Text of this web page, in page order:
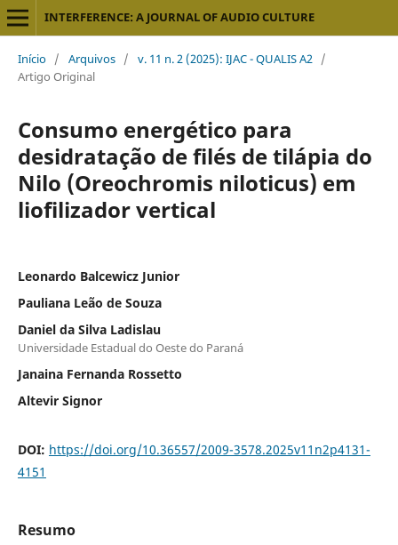
INTERFERENCE: A JOURNAL OF AUDIO CULTURE
Início / Arquivos / v. 11 n. 2 (2025): IJAC - QUALIS A2 /
Artigo Original
Consumo energético para
desidratação de filés de tilápia do
Nilo (Oreochromis niloticus) em
liofilizador vertical
Leonardo Balcewicz Junior
Pauliana Leão de Souza
Daniel da Silva Ladislau
Universidade Estadual do Oeste do Paraná
Janaina Fernanda Rossetto
Altevir Signor
DOI: https://doi.org/10.36557/2009-3578.2025v11n2p4131-
4151
Resumo